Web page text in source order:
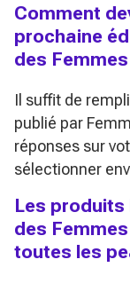
Comment
prochaine
des Femmes
Il suffit de
publié par
réponses sur
sélectionner
Les produits
des
toutes les